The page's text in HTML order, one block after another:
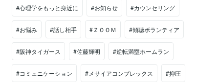
#心理学をもっと身近に #お知らせ #カウンセリング
#お悩み #話し相手 #ＺＯＯＭ #傾聴ボランティア
#阪神タイガース #佐藤輝明 #逆転満塁ホームラン
#コミュニケーション #メサイアコンプレックス #抑圧